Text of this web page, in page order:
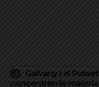
Galvany i el Putxet
concentren la majoria